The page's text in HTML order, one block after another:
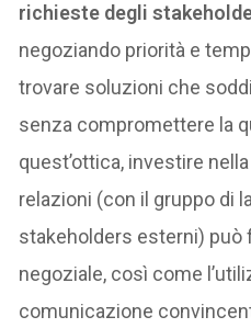
richieste degli
negoziando priorità e
trovare soluzioni che
senza compromettere la
quest’ottica, investire
relazioni (con il gruppo di
stakeholders esterni) può
negoziale, così come
comunicazione